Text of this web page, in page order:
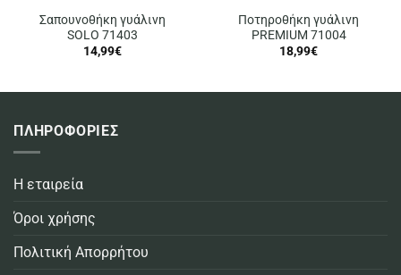
Σαπουνοθήκη γυάλινη
SOLO 71403
14,99€
Ποτηροθήκη γυάλινη
PREMIUM 71004
18,99€
ΠΛΗΡΟΦΟΡΙΕΣ
Η εταιρεία
Όροι χρήσης
Πολιτική Απορρήτου